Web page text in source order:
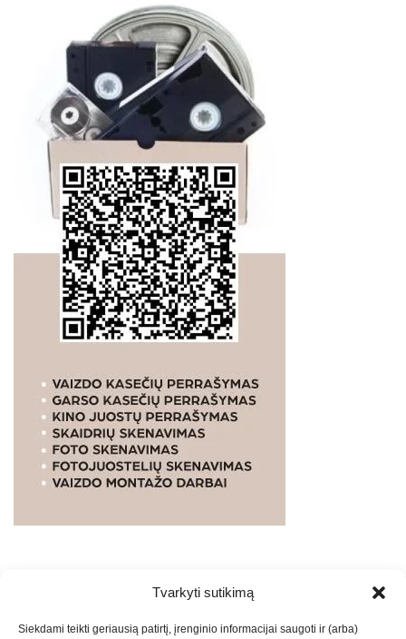
Tvarkyti sutikimą
Siekdami teikti geriausią patirtį, įrenginio informacijai saugoti ir (arba)
PASLAUGOS. SEO tekstų rašymas, turinio kūrimas,